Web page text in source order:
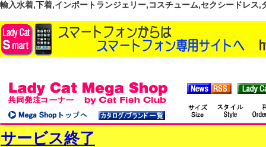
輸入水着,下着,インポートランジェリー,コスチューム,セクシードレス
サービス終了